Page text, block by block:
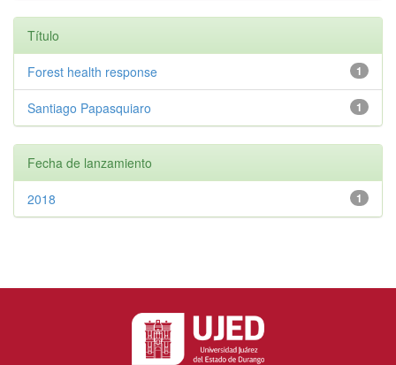
Título
1
Forest health response
1
Santiago Papasquiaro
Fecha de lanzamiento
1
2018